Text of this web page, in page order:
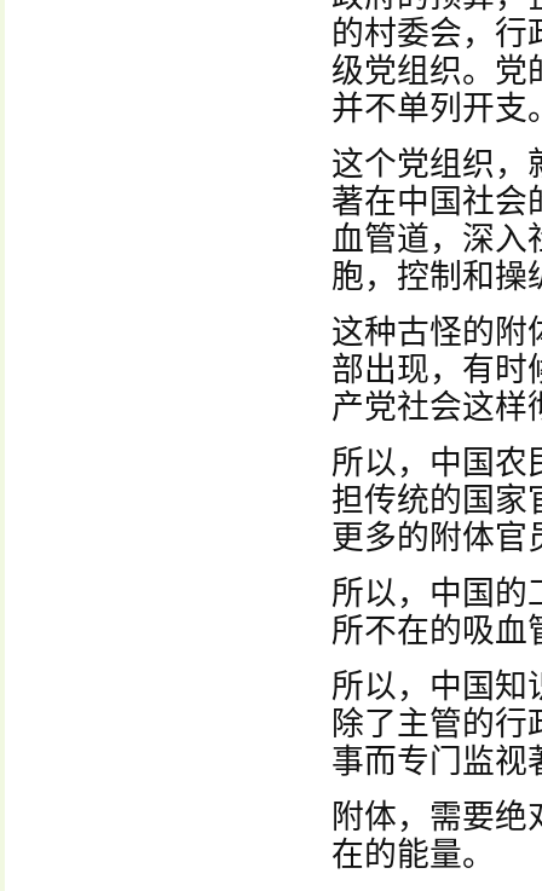
的村委会，行
级党组织。党
并不单列开支
这个党组织，
著在中国社会
血管道，深入
胞，控制和操
这种古怪的附
部出现，有时
产党社会这样
所以，中国农
担传统的国家
更多的附体官
所以，中国的
所不在的吸血
所以，中国知
除了主管的
事而专门监视
附体，需要
在的能量。